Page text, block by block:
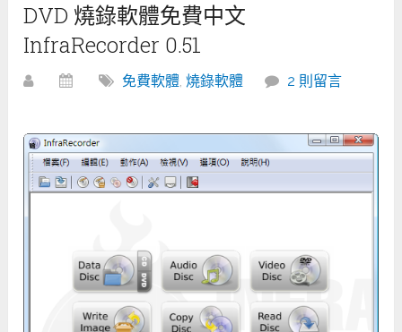
DVD 燒錄軟體免費中文
InfraRecorder 0.51
免費軟體,燒錄軟體 2 則留言